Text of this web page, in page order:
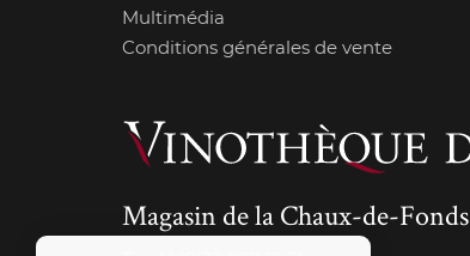
Multimédia
Conditions générales de vente
Magasin de la Chaux-de-Fonds